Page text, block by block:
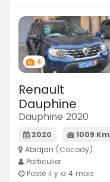
4
Renault
Dauphine
Dauphine 2020
2020
1009 Km
Abidjan (Cocody)
Particulier
Posté il y a 4 mois